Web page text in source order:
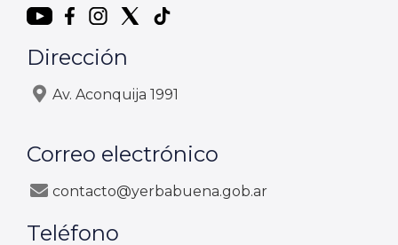
Dirección
Av. Aconquija 1991
Correo electrónico
contacto@yerbabuena.gob.ar
Teléfono